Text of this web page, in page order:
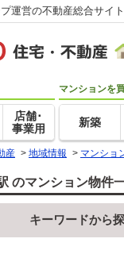
運営の不動産総合サイ
店舗･
事業用
マンションを
新築
産 > 地域情報 > マンショ
のマンション物件
キーワードから